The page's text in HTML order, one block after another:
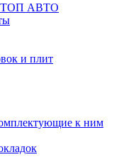
ТОП АВТО
и плит
к ним